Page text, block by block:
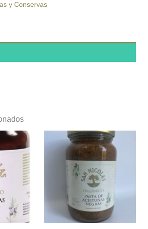
y Conservas